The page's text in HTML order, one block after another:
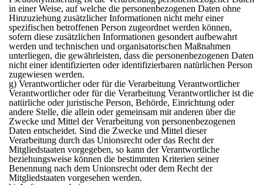
in einer Weise, auf welche die personenbezogenen Daten ohne
Hinzuziehung zusätzlicher Informationen nicht mehr einer
spezifischen betroffenen Person zugeordnet werden können,
sofern diese zusätzlichen Informationen gesondert aufbewahrt
werden und technischen und organisatorischen Maßnahmen
unterliegen, die gewährleisten, dass die personenbezogenen Daten
nicht einer identifizierten oder identifizierbaren natürlichen Person
zugewiesen werden.
g) Verantwortlicher oder für die Verarbeitung Verantwortlicher
Verantwortlicher oder für die Verarbeitung Verantwortlicher ist die
natürliche oder juristische Person, Behörde, Einrichtung oder
andere Stelle, die allein oder gemeinsam mit anderen über die
Zwecke und Mittel der Verarbeitung von personenbezogenen
Daten entscheidet. Sind die Zwecke und Mittel dieser
Verarbeitung durch das Unionsrecht oder das Recht der
Mitgliedstaaten vorgegeben, so kann der Verantwortliche
beziehungsweise können die bestimmten Kriterien seiner
Benennung nach dem Unionsrecht oder dem Recht der
Mitgliedstaaten vorgesehen werden.